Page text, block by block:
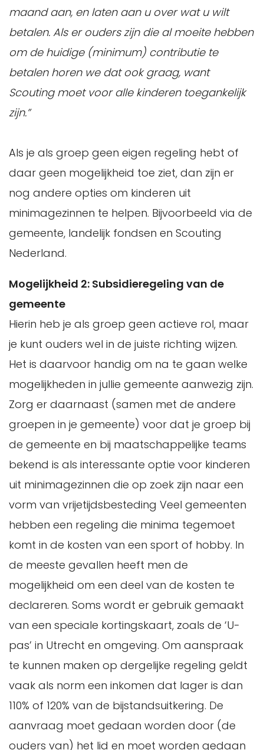
maand aan, en laten aan u over wat u wilt
betalen. Als er ouders zijn die al moeite hebben
om de huidige (minimum) contributie te
betalen horen we dat ook graag, want
Scouting moet voor alle kinderen toegankelijk
zijn.”
Als je als groep geen eigen regeling hebt of
daar geen mogelijkheid toe ziet, dan zijn er
nog andere opties om kinderen uit
minimagezinnen te helpen. Bijvoorbeeld via de
gemeente, landelijk fondsen en Scouting
Nederland.
Mogelijkheid 2: Subsidieregeling van de
gemeente
Hierin heb je als groep geen actieve rol, maar
je kunt ouders wel in de juiste richting wijzen.
Het is daarvoor handig om na te gaan welke
mogelijkheden in jullie gemeente aanwezig zijn.
Zorg er daarnaast (samen met de andere
groepen in je gemeente) voor dat je groep bij
de gemeente en bij maatschappelijke teams
bekend is als interessante optie voor kinderen
uit minimagezinnen die op zoek zijn naar een
vorm van vrijetijdsbesteding Veel gemeenten
hebben een regeling die minima tegemoet
komt in de kosten van een sport of hobby. In
de meeste gevallen heeft men de
mogelijkheid om een deel van de kosten te
declareren. Soms wordt er gebruik gemaakt
van een speciale kortingskaart, zoals de ‘U-
pas’ in Utrecht en omgeving. Om aanspraak
te kunnen maken op dergelijke regeling geldt
vaak als norm een inkomen dat lager is dan
110% of 120% van de bijstandsuitkering. De
aanvraag moet gedaan worden door (de
ouders van) het lid en moet worden gedaan